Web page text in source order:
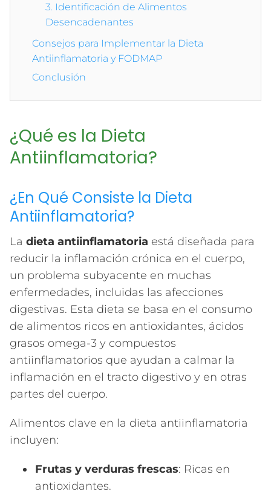
3. Identificación de Alimentos
Desencadenantes
Consejos para Implementar la Dieta
Antiinflamatoria y FODMAP
Conclusión
¿Qué es la Dieta
Antiinflamatoria?
¿En Qué Consiste la Dieta
Antiinflamatoria?
La dieta antiinflamatoria está diseñada para
reducir la inflamación crónica en el cuerpo,
un problema subyacente en muchas
enfermedades, incluidas las afecciones
digestivas. Esta dieta se basa en el consumo
de alimentos ricos en antioxidantes, ácidos
grasos omega-3 y compuestos
antiinflamatorios que ayudan a calmar la
inflamación en el tracto digestivo y en otras
partes del cuerpo.
Alimentos clave en la dieta antiinflamatoria
incluyen:
Frutas y verduras frescas: Ricas en
antioxidantes.